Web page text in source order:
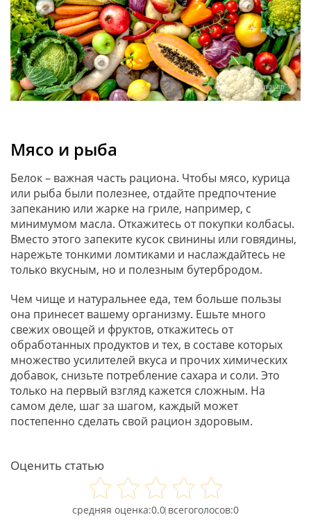
Мясо и рыба
Белок – важная часть рациона. Чтобы мясо, курица
или рыба были полезнее, отдайте предпочтение
запеканию или жарке на гриле, например, с
минимумом масла. Откажитесь от покупки колбасы.
Вместо этого запеките кусок свинины или говядины,
нарежьте тонкими ломтиками и наслаждайтесь не
только вкусным, но и полезным бутербродом.
Чем чище и натуральнее еда, тем больше пользы
она принесет вашему организму. Ешьте много
свежих овощей и фруктов, откажитесь от
обработанных продуктов и тех, в составе которых
множество усилителей вкуса и прочих химических
добавок, снизьте потребление сахара и соли. Это
только на первый взгляд кажется сложным. На
самом деле, шаг за шагом, каждый может
постепенно сделать свой рацион здоровым.
Оценить статью
0.0 0